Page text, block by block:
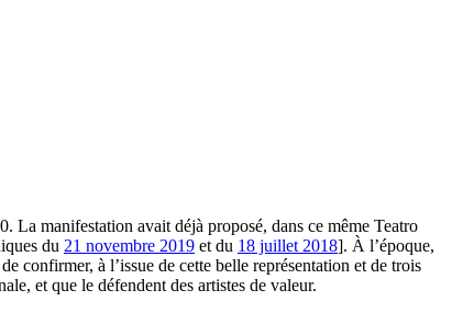
La manifestation avait déjà proposé, dans ce même Teatro
du 21 novembre 2019 et du 18 juillet 2018]. À l’époque,
confirmer, à l’issue de cette belle représentation et de trois
et que le défendent des artistes de valeur.